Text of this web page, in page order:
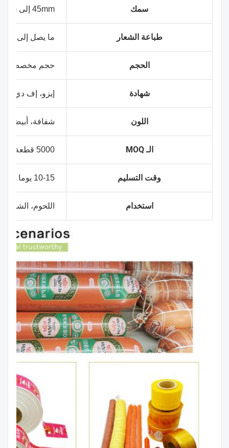
سمك 45mm إلى 100mm، حسب الطلب
طباعة الشعار ما يصل إلى 10 ألوان
الحجم حجم مخصص
شهادة إيزو، إف دي إيه،
اللون شفافة، أبيض أو
الـ MOQ 5000 قطعة (بدون طباعة)
وقت التسليم 10-15 يوما
استخدام اللحوم، الشاي،